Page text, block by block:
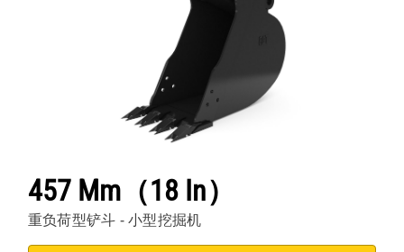
457 Mm（18 In）
重负荷型铲斗 - 小型挖掘机